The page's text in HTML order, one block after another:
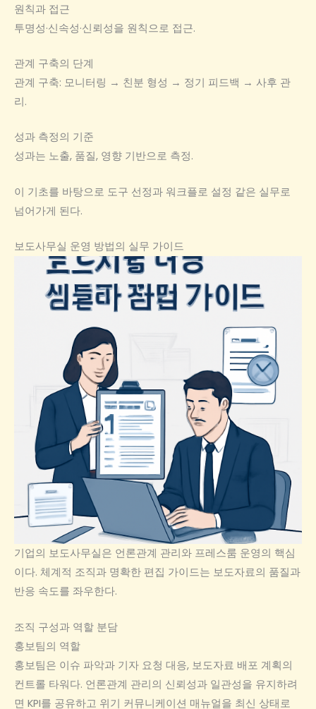
원칙과 접근
투명성·신속성·신뢰성을 원칙으로 접근.
관계 구축의 단계
관계 구축: 모니터링 → 친분 형성 → 정기 피드백 → 사후 관
리.
성과 측정의 기준
성과는 노출, 품질, 영향 기반으로 측정.
이 기초를 바탕으로 도구 선정과 워크플로 설정 같은 실무로
넘어가게 된다.
보도사무실 운영 방법의 실무 가이드
기업의 보도사무실은 언론관계 관리와 프레스룸 운영의 핵심
이다. 체계적 조직과 명확한 편집 가이드는 보도자료의 품질과
반응 속도를 좌우한다.
조직 구성과 역할 분담
홍보팀의 역할
홍보팀은 이슈 파악과 기자 요청 대응, 보도자료 배포 계획의
컨트롤 타워다. 언론관계 관리의 신뢰성과 일관성을 유지하려
면 KPI를 공유하고 위기 커뮤니케이션 매뉴얼을 최신 상태로